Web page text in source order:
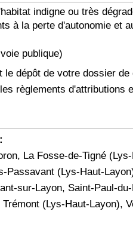
indigne ou très
à la perte d'autonomie et
publique)
dépôt de votre dossier
règlements d'attributions
La Fosse-de-Tigné
Passavant (Lys-Haut-
sur-Layon, Saint-Paul-
(Lys-Haut-Layon),